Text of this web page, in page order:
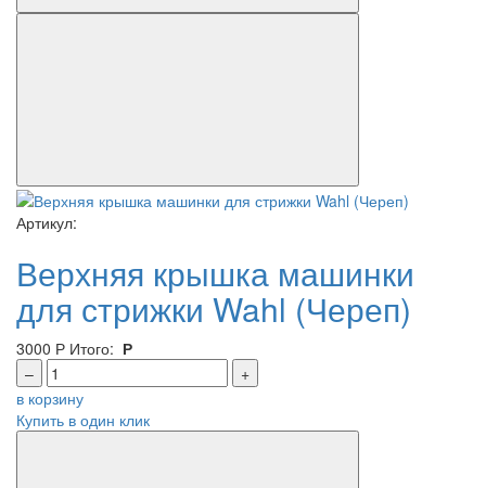
Артикул:
Верхняя крышка машинки
для стрижки Wahl (Череп)
3000 Р Итого: Р
–
+
в корзину
Купить в один клик